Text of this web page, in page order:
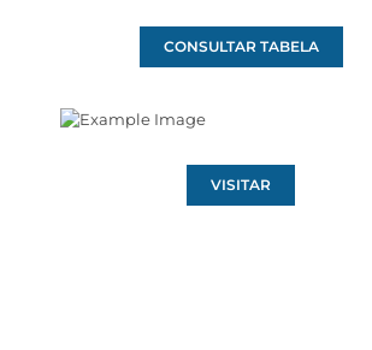
CONSULTAR TABELA
VISITAR